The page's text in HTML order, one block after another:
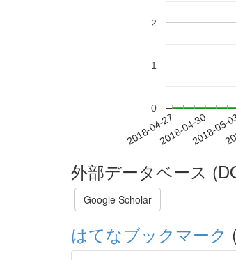
2018-04-272018-04-30
2018-
0
1
2
外部データベース
Google Scholar
はてなブックマーク